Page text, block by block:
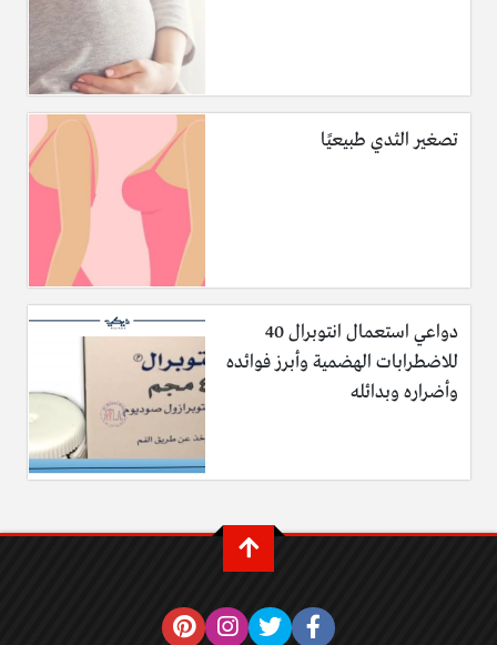
تصغير الثدي طبيعيًا
دواعي استعمال انتوبرال 40
للاضطرابات الهضمية وأبرز فوائده
وأضراره وبدائله